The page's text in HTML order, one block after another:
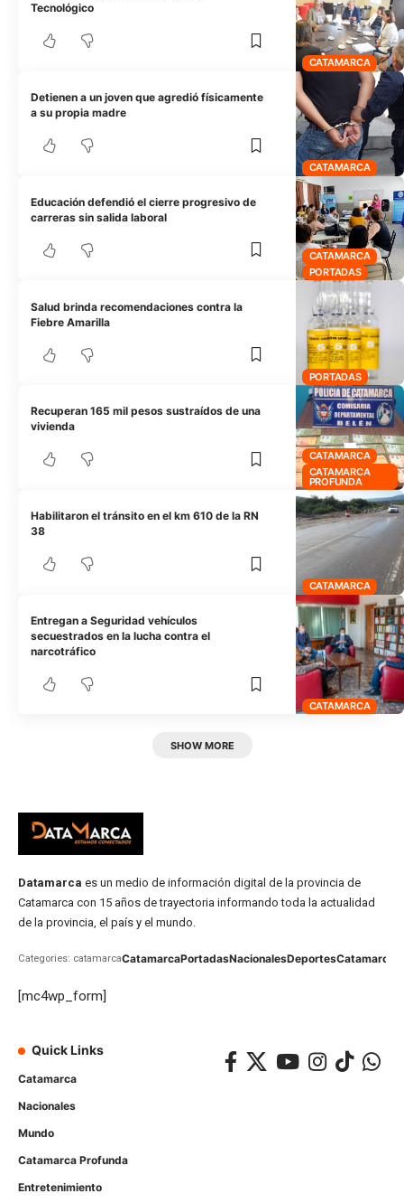
CATAMARCA
Tecnológico
CATAMARCA
Detienen a un joven que agredió físicamente
a su propia madre
CATAMARCA
PORTADAS
Educación defendió el cierre progresivo de
carreras sin salida laboral
PORTADAS
Salud brinda recomendaciones contra la
Fiebre Amarilla
CATAMARCA
CATAMARCA
PROFUNDA
Recuperan 165 mil pesos sustraídos de una
vivienda
CATAMARCA
Habilitaron el tránsito en el km 610 de la RN
38
CATAMARCA
Entregan a Seguridad vehículos
secuestrados en la lucha contra el
narcotráfico
SHOW MORE
Datamarca es un medio de información digital de la provincia de
Catamarca con 15 años de trayectoria informando toda la actualidad
de la provincia, el país y el mundo.
Categories: catamarcaCatamarcaPortadasNacionalesDeportesCatamarca
[mc4wp_form]
Quick Links
Catamarca
Nacionales
Mundo
Catamarca Profunda
Entretenimiento